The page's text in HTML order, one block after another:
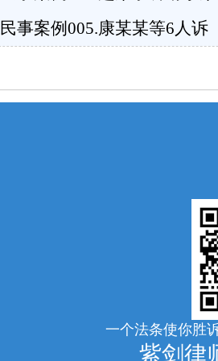
民事案例005.康某某等6人诉
一个法条使你胜
紫剑律